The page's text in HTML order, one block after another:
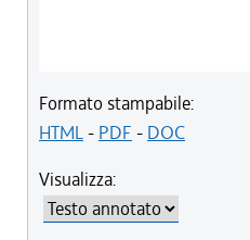
Formato stampabile:
HTML- PDF - DOC
Visualizza: